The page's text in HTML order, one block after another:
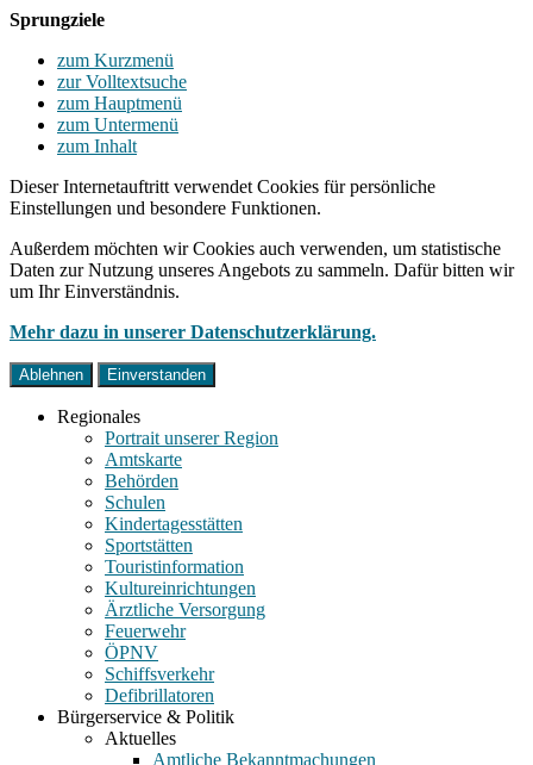
Sprungziele
zum Kurzmenü
zur Volltextsuche
zum Hauptmenü
zum Untermenü
zum Inhalt
Dieser Internetauftritt verwendet Cookies für persönliche
Einstellungen und besondere Funktionen.
Außerdem möchten wir Cookies auch verwenden, um statistische
Daten zur Nutzung unseres Angebots zu sammeln. Dafür bitten wir
um Ihr Einverständnis.
Mehr dazu in unserer Datenschutzerklärung.
Ablehnen Einverstanden
Regionales
Portrait unserer Region
Amtskarte
Behörden
Schulen
Kindertagesstätten
Sportstätten
Touristinformation
Kultureinrichtungen
Ärztliche Versorgung
Feuerwehr
ÖPNV
Schiffsverkehr
Defibrillatoren
Bürgerservice & Politik
Aktuelles
Amtliche Bekanntmachungen